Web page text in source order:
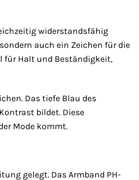
widerstandsfähig
auch ein Zeichen für die
für Halt und Beständigkeit,
Das tiefe Blau des
bildet. Diese
Mode kommt.
gelegt. Das Armband PH-